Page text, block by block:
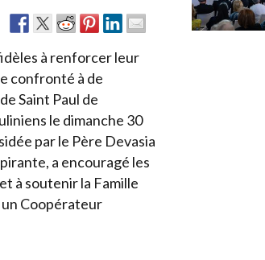
à renforcer leur
confronté à de
Saint Paul de
le dimanche 30
par le Père Devasia
a encouragé les
à soutenir la Famille
un Coopérateur